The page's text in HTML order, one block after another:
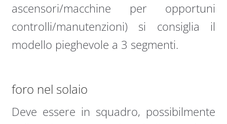
ascensori/macchine per opportuni
controlli/manutenzioni) si consiglia il
modello pieghevole a 3 segmenti.
foro nel solaio
Deve essere in squadro, possibilmente